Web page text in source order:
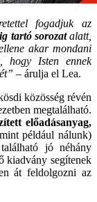
fogadjuk az
tartó sorozatalatt,
akar mondani
hogy Isten ennek
– árulja el Lea.
közösség révén
megtalálható.
előadásanyag,
például nálunk)
jó néhány
kiadvány segítenek
át feldolgozni az